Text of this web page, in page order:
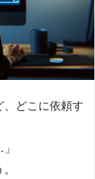
、どこに依頼す